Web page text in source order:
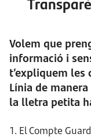
Volem que
informació i
t’expliquem les
Línia de
la lletra petita
1. El Compte